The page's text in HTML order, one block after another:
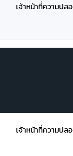
เจ้าหน้าที่ความปล
เจ้าหน้าที่ความปล